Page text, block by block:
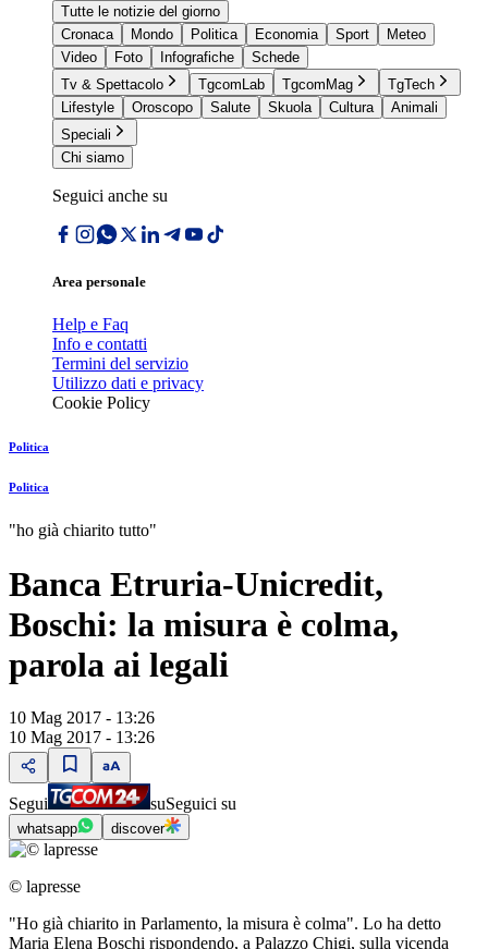
Tutte le notizie del giorno
Cronaca
Mondo Politica Economia Sport
Meteo
Video
Foto Infografiche
Schede
Tv & Spettacolo
TgcomLab TgcomMag
TgTech
Lifestyle
Oroscopo Salute Skuola Cultura
Animali
Speciali
Chi siamo
Seguici anche su
Area personale
Help e Faq
Info e contatti
Termini del servizio
Utilizzo dati e privacy
Cookie Policy
Politica
Politica
"ho già chiarito tutto"
Banca Etruria-Unicredit,
Boschi: la misura è colma,
parola ai legali
10 Mag 2017 - 13:26
10 Mag 2017 - 13:26
Segui suSeguici su
whatsapp discover
© lapresse
"Ho già chiarito in Parlamento, la misura è colma". Lo ha detto
Maria Elena Boschi rispondendo, a Palazzo Chigi, sulla vicenda